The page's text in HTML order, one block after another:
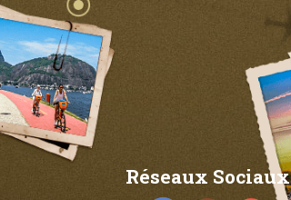
Réseaux Sociaux